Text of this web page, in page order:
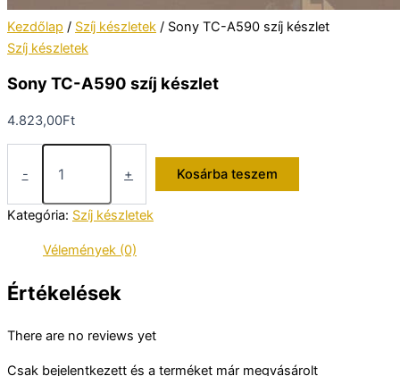
Kezdőlap / Szíj készletek / Sony TC-A590 szíj készlet
Szíj készletek
Sony TC-A590 szíj készlet
4.823,00Ft
-
szíj
készlet
mennyiség
+ Kosárba teszem
Kategória: Szíj készletek
Vélemények (0)
Értékelések
There are no reviews yet
Csak bejelentkezett és a terméket már megvásárolt